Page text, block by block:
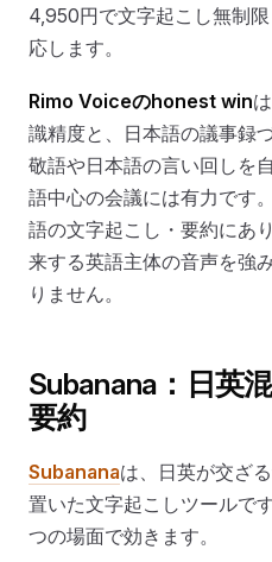
4,950円で文字起こし無制
応します。
Rimo Voiceのhonest win
識精度と、日本語の議事録
敬語や日本語の言い回しを
語中心の会議には有力です
語の文字起こし・要約にあ
来する英語主体の音声を強
りません。
Subanana：日英
要約
Subananaは、日英が交ざ
置いた文字起こしツールで
つの場面で効きます。